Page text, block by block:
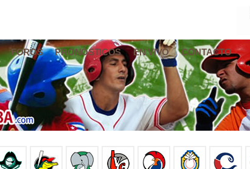
FOROS PRONÓSTICOS EN VIVO CONTACTO